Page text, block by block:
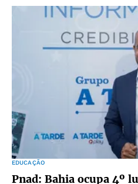
EDUCAÇÃO
Pnad: Bahia ocupa 4º